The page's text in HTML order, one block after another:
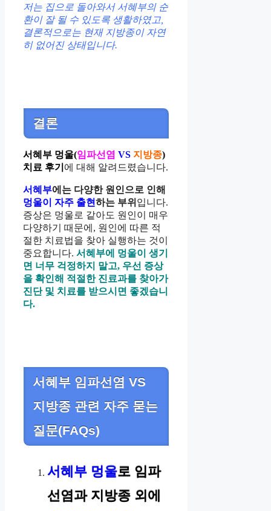
저는 집으로 돌아와서 서혜부의 순
환이 잘 될 수 있도록 생활하였고,
결론적으로는 현재 지방종이 자연
히 없어진 상태입니다.
결론
서혜부 멍울(임파선염 VS 지방종)
치료 후기 에 대해 알려드렸습니다.
서혜부에는 다양한 원인으로 인해
멍울이 자주 출현하는 부위 입니다.
증상은 멍울로 같아도 원인이 매우
다양하기 때문에, 원인에 따른 적
절한 치료법을 찾아 실행하는 것이
중요합니다. 서혜부에 멍울이 생기
면 너무 걱정하지 말고, 우선 증상
을 확인해 적절한 진료과를 찾아가
진단 및 치료를 받으시면 좋겠습니
다.
서혜부 임파선염 VS
지방종 관련 자주 묻는
질문(FAQs)
서혜부 멍울로 임파
선염과 지방종 외에